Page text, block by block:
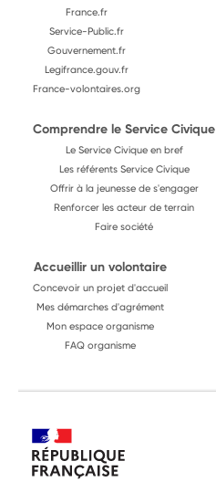
France.fr
Service-Public.fr
Gouvernement.fr
Legifrance.gouv.fr
France-volontaires.org
Comprendre le Service Civique
Le Service Civique en bref
Les référents Service Civique
Offrir à la jeunesse de s'engager
Renforcer les acteur de terrain
Faire société
Accueillir un volontaire
Concevoir un projet d'accueil
Mes démarches d'agrément
Mon espace organisme
FAQ organisme